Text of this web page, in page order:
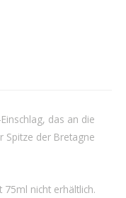
das an die
Spitze der Bretagne
nicht erhältlich.